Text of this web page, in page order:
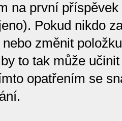
na první
Pokud nikdo
změnit
to tak může
opatřením se